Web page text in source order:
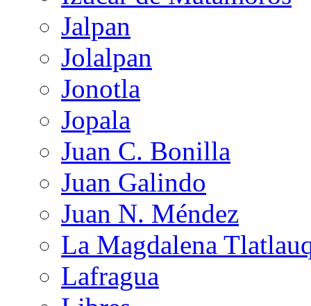
Jalpan
Jolalpan
Jonotla
Jopala
Juan C. Bonilla
Juan Galindo
Juan N. Méndez
La Magdalena
Lafragua